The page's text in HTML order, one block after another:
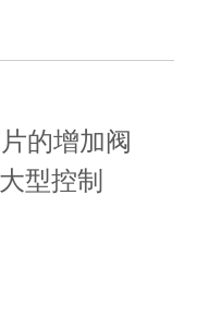
的增加阀
型控制